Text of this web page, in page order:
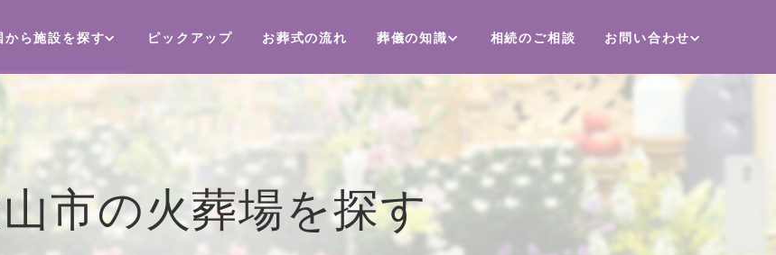
から施設を探す ピックアップ お葬式の流れ 葬儀の知識 相続のご相談 お問い合わせ
市の火葬場を探す